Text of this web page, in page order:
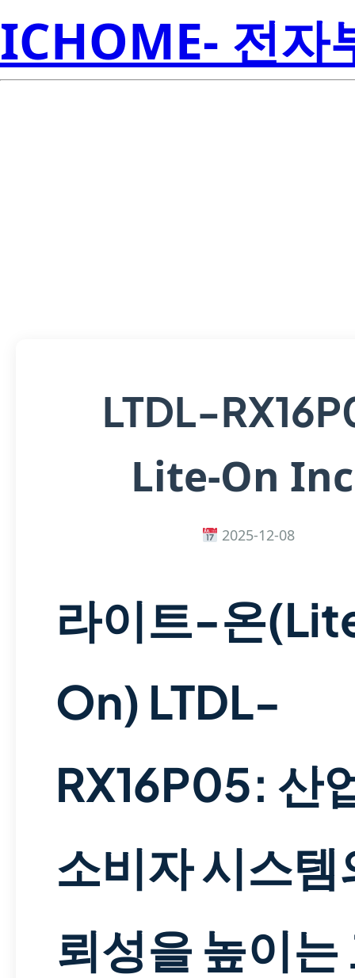
ICHOME- 전자
LTDL-
Lite-On
2025-12-08
라이트-온
On) LTDL-
RX16P05: 산
소비자 시스템
뢰성을 높이는